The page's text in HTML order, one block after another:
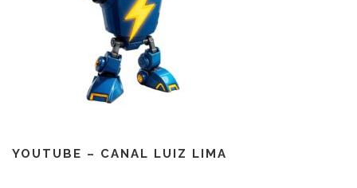
YOUTUBE – CANAL LUIZ LIMA